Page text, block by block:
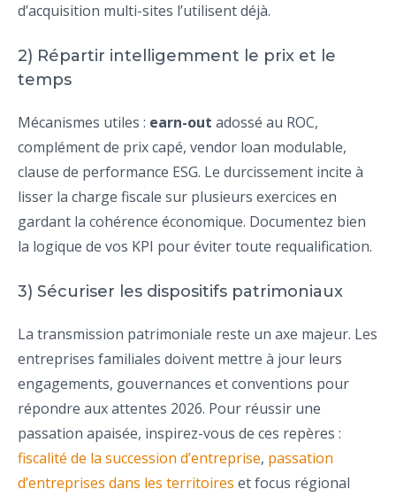
d’acquisition multi-sites l’utilisent déjà.
2) Répartir intelligemment le prix et le
temps
Mécanismes utiles : earn-out adossé au ROC,
complément de prix capé, vendor loan modulable,
clause de performance ESG. Le durcissement incite à
lisser la charge fiscale sur plusieurs exercices en
gardant la cohérence économique. Documentez bien
la logique de vos KPI pour éviter toute requalification.
3) Sécuriser les dispositifs patrimoniaux
La transmission patrimoniale reste un axe majeur. Les
entreprises familiales doivent mettre à jour leurs
engagements, gouvernances et conventions pour
répondre aux attentes 2026. Pour réussir une
passation apaisée, inspirez-vous de ces repères :
fiscalité de la succession d’entreprise, passation
d’entreprises dans les territoires et focus régional